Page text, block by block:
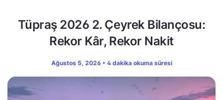
Tüpraş 2026 2. Çeyrek Bilançosu:
Rekor Kâr, Rekor Nakit
Ağustos 5, 2026 • 4 dakika okuma süresi